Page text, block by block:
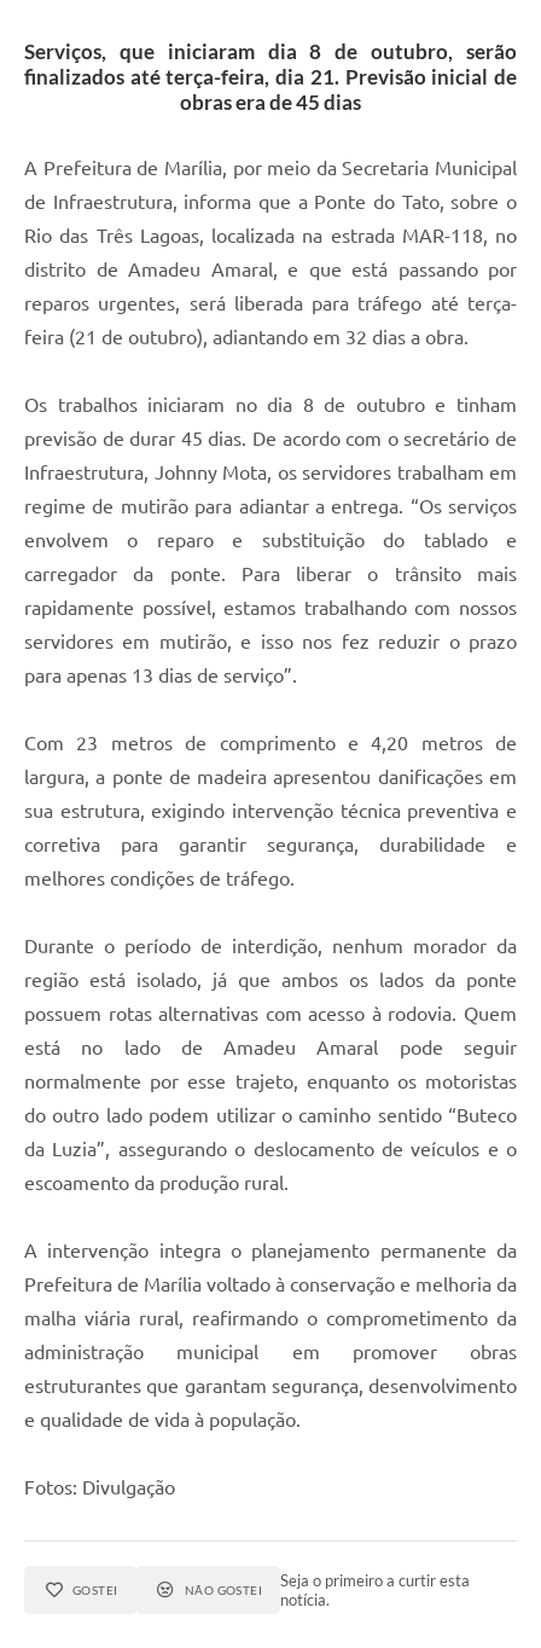
Serviços, que iniciaram dia 8 de outubro, serão
finalizados até terça-feira, dia 21. Previsão inicial de
obras era de 45 dias
A Prefeitura de Marília, por meio da Secretaria Municipal
de Infraestrutura, informa que a Ponte do Tato, sobre o
Rio das Três Lagoas, localizada na estrada MAR-118, no
distrito de Amadeu Amaral, e que está passando por
reparos urgentes, será liberada para tráfego até terça-
feira (21 de outubro), adiantando em 32 dias a obra.
Os trabalhos iniciaram no dia 8 de outubro e tinham
previsão de durar 45 dias. De acordo com o secretário de
Infraestrutura, Johnny Mota, os servidores trabalham em
regime de mutirão para adiantar a entrega. “Os serviços
envolvem o reparo e substituição do tablado e
carregador da ponte. Para liberar o trânsito mais
rapidamente possível, estamos trabalhando com nossos
servidores em mutirão, e isso nos fez reduzir o prazo
para apenas 13 dias de serviço”.
Com 23 metros de comprimento e 4,20 metros de
largura, a ponte de madeira apresentou danificações em
sua estrutura, exigindo intervenção técnica preventiva e
corretiva para garantir segurança, durabilidade e
melhores condições de tráfego.
Durante o período de interdição, nenhum morador da
região está isolado, já que ambos os lados da ponte
possuem rotas alternativas com acesso à rodovia. Quem
está no lado de Amadeu Amaral pode seguir
normalmente por esse trajeto, enquanto os motoristas
do outro lado podem utilizar o caminho sentido “Buteco
da Luzia”, assegurando o deslocamento de veículos e o
escoamento da produção rural.
A intervenção integra o planejamento permanente da
Prefeitura de Marília voltado à conservação e melhoria da
malha viária rural, reafirmando o comprometimento da
administração municipal em promover obras
estruturantes que garantam segurança, desenvolvimento
e qualidade de vida à população.
Fotos: Divulgação
GOSTEI NÃO GOSTEI
Seja o primeiro a curtir esta
notícia.